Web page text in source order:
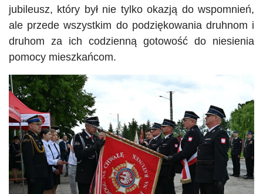
jubileusz, który był nie tylko okazją do wspomnień,
ale przede wszystkim do podziękowania druhnom i
druhom za ich codzienną gotowość do niesienia
pomocy mieszkańcom.